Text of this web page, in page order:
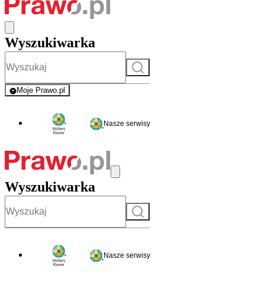
Wyszukiwarka
Szukaj
Moje Prawo.pl
- rejestracja i logowanie do serwisu
Nasze serwisy
Wyszukiwarka
Szukaj
Nasze serwisy